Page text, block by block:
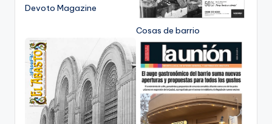
Devoto Magazine
Cosas de barrio